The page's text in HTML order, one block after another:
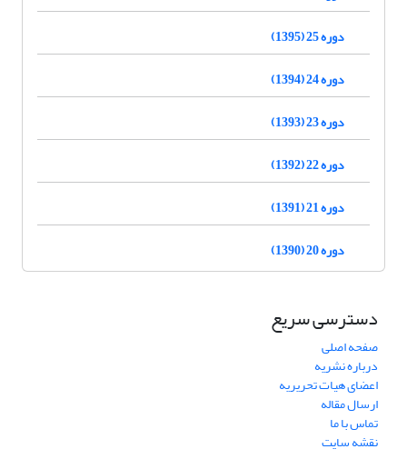
دوره 25 (1395)
دوره 24 (1394)
دوره 23 (1393)
دوره 22 (1392)
دوره 21 (1391)
دوره 20 (1390)
دسترسی سریع
صفحه اصلی
درباره نشریه
اعضای هیات تحریریه
ارسال مقاله
تماس با ما
نقشه سایت